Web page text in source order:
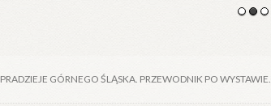
PRADZIEJE GÓRNEGO ŚLĄSKA. PRZEWODNIK PO WYSTAWIE.